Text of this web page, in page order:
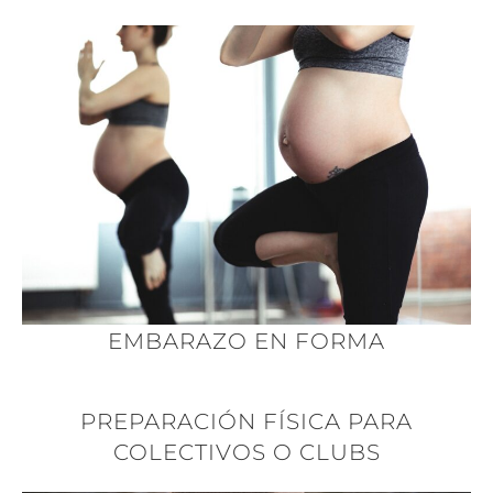
EMBARAZO EN FORMA
PREPARACIÓN FÍSICA PARA
COLECTIVOS O CLUBS